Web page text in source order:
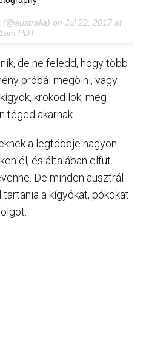
(@australia) on Jul 22, 2017 at
PDT
de ne feledd, hogy több
próbál megölni, vagy
krokodilok, még
téged akarnak.
a legtöbbje nagyon
él, és általában elfut
De minden ausztrál
a kígyókat, pókokat